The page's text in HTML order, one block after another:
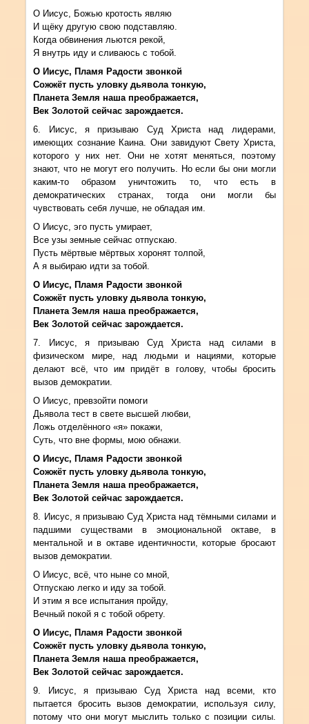
О Иисус, Божью кротость являю
И щёку другую свою подставляю.
Когда обвинения льются рекой,
Я внутрь иду и сливаюсь с тобой.
О Иисус, Пламя Радости звонкой
Сожжёт пусть уловку дьявола тонкую,
Планета Земля наша преображается,
Век Золотой сейчас зарождается.
6. Иисус, я призываю Суд Христа над лидерами,
имеющих сознание Каина. Они завидуют Свету Христа,
которого у них нет. Они не хотят меняться, поэтому
знают, что не могут его получить. Но если бы они могли
каким-то образом уничтожить то, что есть в
демократических странах, тогда они могли бы
чувствовать себя лучше, не обладая им.
О Иисус, эго пусть умирает,
Все узы земные сейчас отпускаю.
Пусть мёртвые мёртвых хоронят толпой,
А я выбираю идти за тобой.
О Иисус, Пламя Радости звонкой
Сожжёт пусть уловку дьявола тонкую,
Планета Земля наша преображается,
Век Золотой сейчас зарождается.
7. Иисус, я призываю Суд Христа над силами в
физическом мире, над людьми и нациями, которые
делают всё, что им придёт в голову, чтобы бросить
вызов демократии.
О Иисус, превзойти помоги
Дьявола тест в свете высшей любви,
Ложь отделённого «я» покажи,
Суть, что вне формы, мою обнажи.
О Иисус, Пламя Радости звонкой
Сожжёт пусть уловку дьявола тонкую,
Планета Земля наша преображается,
Век Золотой сейчас зарождается.
8. Иисус, я призываю Суд Христа над тёмными силами и
падшими существами в эмоциональной октаве, в
ментальной и в октаве идентичности, которые бросают
вызов демократии.
О Иисус, всё, что ныне со мной,
Отпускаю легко и иду за тобой.
И этим я все испытания пройду,
Вечный покой я с тобой обрету.
О Иисус, Пламя Радости звонкой
Сожжёт пусть уловку дьявола тонкую,
Планета Земля наша преображается,
Век Золотой сейчас зарождается.
9. Иисус, я призываю Суд Христа над всеми, кто
пытается бросить вызов демократии, используя силу,
потому что они могут мыслить только с позиции силы.